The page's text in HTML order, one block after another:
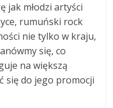
jak młodzi artyści
rumuński rock
nie tylko w kraju,
się, co
na większą
się do jego promocji